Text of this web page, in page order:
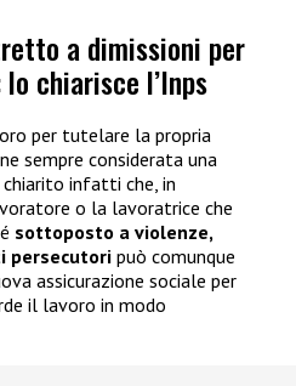
a dimissioni per
chiarisce l’Inps
per tutelare la propria
sempre considerata una
chiarito infatti che, in
o la lavoratrice che
sottoposto a violenze,
persecutori può comunque
assicurazione sociale per
il lavoro in modo